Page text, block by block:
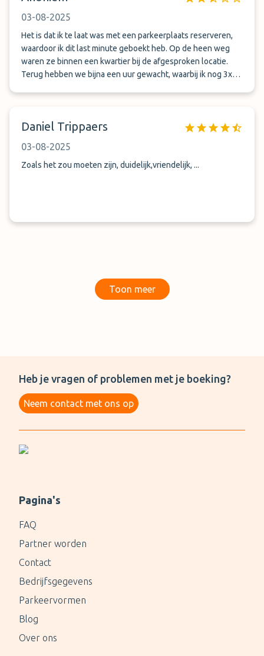
03-08-2025
Het is dat ik te laat was met een parkeerplaats reserveren,
waardoor ik dit last minute geboekt heb. Op de heen weg
waren ze binnen een kwartier bij de afgesproken locatie.
Terug hebben we bijna een uur gewacht, waarbij ik nog 3x
kilometerstand) is dat er onnodig met de auto gereden is, om
parkeerplaats.
Daniel Trippaers
03-08-2025
Zoals het zou moeten zijn, duidelijk,vriendelijk, ...
Toon meer
Heb je vragen of problemen met je boeking?
Neem contact met ons op
Pagina's
FAQ
Partner worden
Contact
Bedrijfsgegevens
Parkeervormen
Blog
Over ons